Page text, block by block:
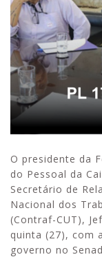
O presidente da
do Pessoal da
Secretário de
Nacional dos
(Contraf-CUT),
quinta (27), com
governo no